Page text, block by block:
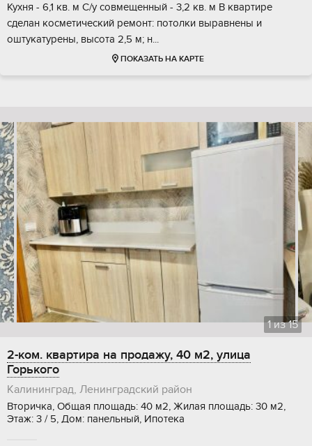
Кухня - 6,1 кв. м С/у совмещенный - 3,2 кв. м В квартире
сделан косметический ремонт: потолки выравнены и
оштукатурены, высота 2,5 м; н...
ПОКАЗАТЬ НА КАРТЕ
1из15
2-ком. квартира на продажу, 40 м2, улица
Горького
Калининград, Ленинградский район
Вторичка, Общая площадь: 40 м2, Жилая площадь: 30 м2,
Этаж: 3 / 5, Дом: панельный, Ипотека